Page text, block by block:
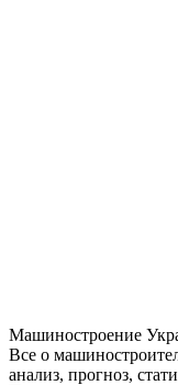
Машиностроение
Все о
анализ, прогноз,